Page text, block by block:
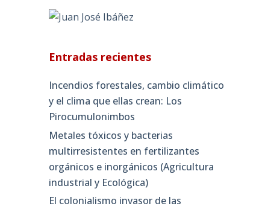
Entradas recientes
Incendios forestales, cambio climático
y el clima que ellas crean: Los
Pirocumulonimbos
Metales tóxicos y bacterias
multirresistentes en fertilizantes
orgánicos e inorgánicos (Agricultura
industrial y Ecológica)
El colonialismo invasor de las